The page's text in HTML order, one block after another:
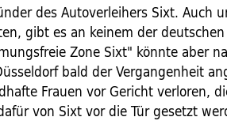
des Autoverleihers Sixt. Auch
gibt es an keinem der
Zone Sixt" könnte aber
bald der Vergangenheit
Frauen vor Gericht verloren,
von Sixt vor die Tür gesetzt